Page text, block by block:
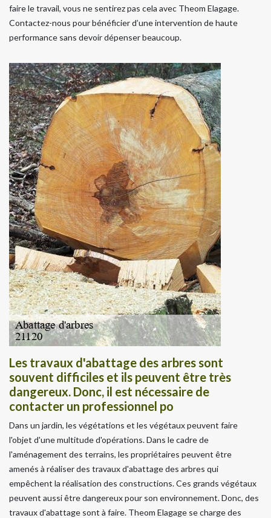
faire le travail, vous ne sentirez pas cela avec Theom Elagage.
Contactez-nous pour bénéficier d’une intervention de haute
performance sans devoir dépenser beaucoup.
Les travaux d'abattage des arbres sont
souvent difficiles et ils peuvent être très
dangereux. Donc, il est nécessaire de
contacter un professionnel po
Dans un jardin, les végétations et les végétaux peuvent faire
l'objet d'une multitude d'opérations. Dans le cadre de
l'aménagement des terrains, les propriétaires peuvent être
amenés à réaliser des travaux d'abattage des arbres qui
empêchent la réalisation des constructions. Ces grands végétaux
peuvent aussi être dangereux pour son environnement. Donc, des
travaux d'abattage sont à faire. Theom Elagage se charge des